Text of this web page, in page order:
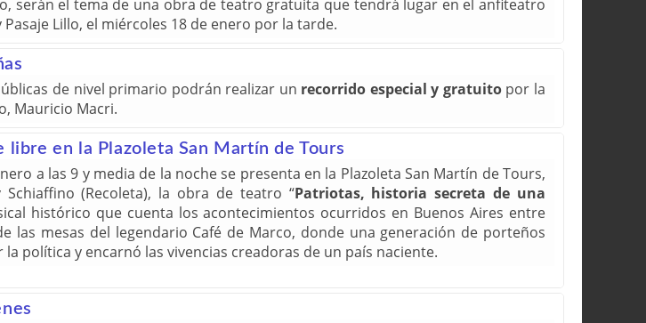
serán el tema de una obra de teatro gratuita que tendrá lugar en el anfiteatro
Lillo, el miércoles 18 de enero por la tarde.
de nivel primario podrán realizar un recorrido especial y gratuitopor la
Mauricio Macri.
libre en la Plazoleta San Martín de Tours
a las 9 y media de la noche se presenta en la Plazoleta San Martín de Tours,
Schiaffino (Recoleta), la obra de teatro “Patriotas, historia secreta de una
histórico que cuenta los acontecimientos ocurridos en Buenos Aires entre
las mesas del legendario Café de Marco, donde una generación de porteños
la política y encarnó las vivencias creadoras de un país naciente.